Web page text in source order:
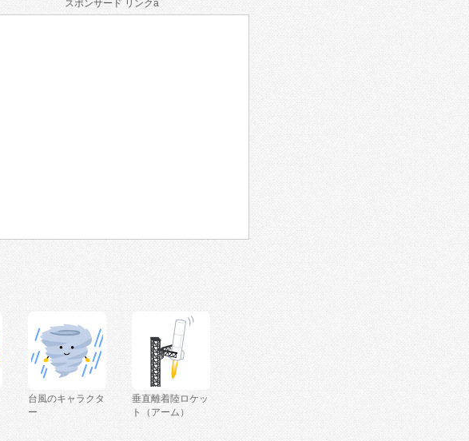
スポンサード リンクa
台風のキャラクタ
ー
垂直離着陸ロケッ
ト（アーム）